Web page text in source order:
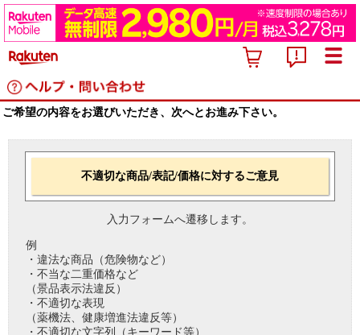
ご希望の内容をお選びいただき、次へとお進み下さい。
不適切な商品/表記/価格に対するご意見
入力フォームへ遷移します。
例
・違法な商品（危険物など）
・不当な二重価格など
（景品表示法違反）
・不適切な表現
（薬機法、健康増進法違反等）
・不適切な文字列（キーワード等）